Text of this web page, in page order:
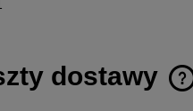
dostawy
zawiera ewentualnych kosztów